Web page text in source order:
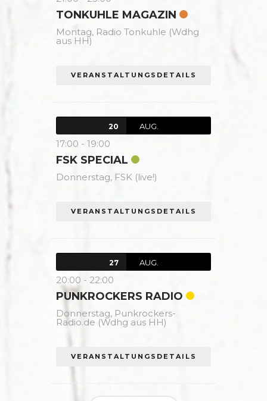
TONKUHLE MAGAZIN
Montag, Radio Tonkuhle (Wdhg
aus HH)
VERANSTALTUNGSDETAILS
20 AUG.
17:00 - 19:00
FSK SPECIAL
Donnerstag, FSK (live!)
VERANSTALTUNGSDETAILS
27 AUG.
20:00 - 22:00
PUNKROCKERS RADIO
Donnerstag, Punkrockers-
Radio.de (Wdhg aus HH)
VERANSTALTUNGSDETAILS